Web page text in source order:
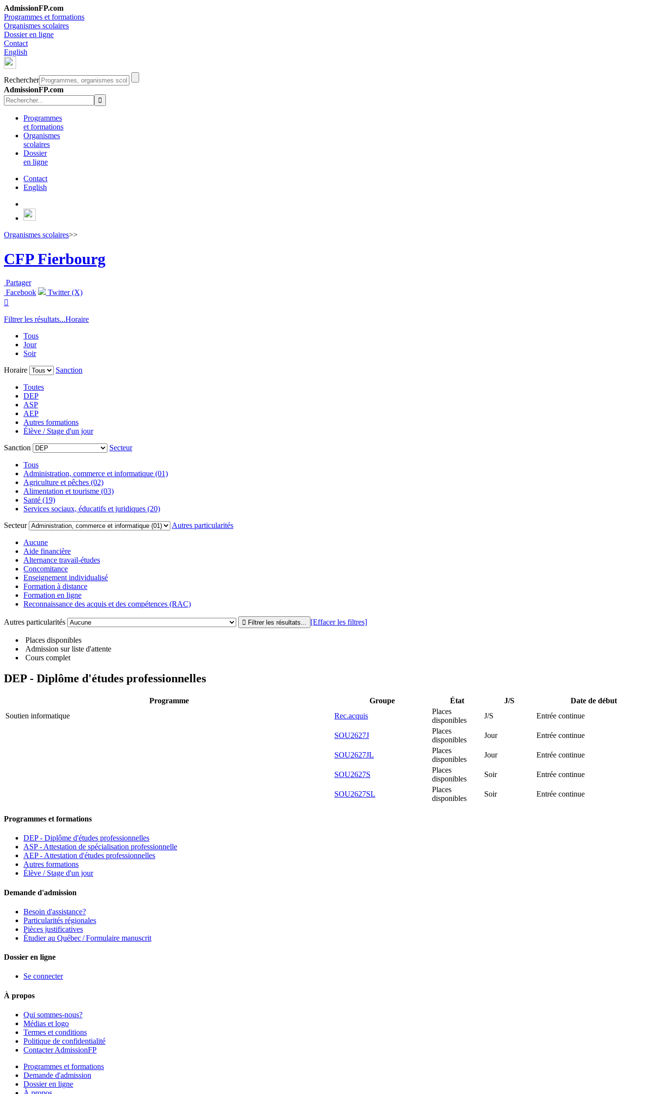
AdmissionFP.com
Programmes et formations
Organismes scolaires
Dossier en ligne
Contact
English
Rechercher
AdmissionFP.com
Programmes
et formations
Organismes
scolaires
Dossier
en ligne
Contact
English
Organismes scolaires>>
CFP Fierbourg
Partager
Facebook
Twitter (X)

Filtrer les résultats...Horaire
Tous
Jour
Soir
Horaire
Sanction
Toutes
DEP
ASP
AEP
Autres formations
Élève / Stage d'un jour
Sanction
Secteur
Tous
Administration, commerce et informatique (01)
Agriculture et pêches (02)
Alimentation et tourisme (03)
Santé (19)
Services sociaux, éducatifs et juridiques (20)
Secteur
Autres particularités
Aucune
Aide financière
Alternance travail-études
Concomitance
Enseignement individualisé
Formation à distance
Formation en ligne
Reconnaissance des acquis et des compétences (RAC)
Autres particularités [Effacer les filtres]
Places disponibles
Admission sur liste d'attente
Cours complet
DEP - Diplôme d'études professionnelles
Programme Groupe État J/S
Date de début
Soutien informatique
Rec.acquis
Places
disponibles
J/S Entrée continue
SOU2627J
Places
disponibles
Jour Entrée continue
SOU2627JL
Places
disponibles
Jour Entrée continue
SOU2627S
Places
disponibles
Soir Entrée continue
SOU2627SL
Places
disponibles
Soir Entrée continue
Programmes et formations
DEP - Diplôme d'études professionnelles
ASP - Attestation de spécialisation professionnelle
AEP - Attestation d'études professionnelles
Autres formations
Élève / Stage d'un jour
Demande d'admission
Besoin d'assistance?
Particularités régionales
Pièces justificatives
Étudier au Québec / Formulaire manuscrit
Dossier en ligne
Se connecter
À propos
Qui sommes-nous?
Médias et logo
Termes et conditions
Politique de confidentialité
Contacter AdmissionFP
Programmes et formations
Demande d'admission
Dossier en ligne